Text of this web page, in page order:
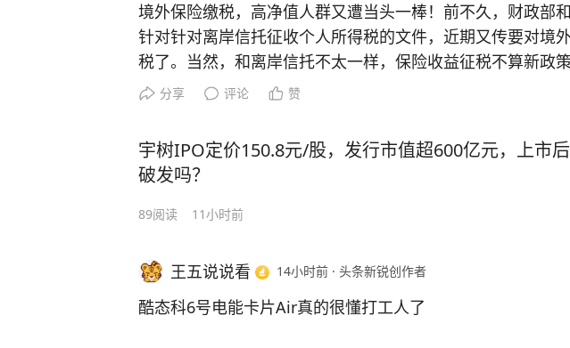
境外保险缴税，高净值人群又遭当头一棒！前不久，财政部
针对针对离岸信托征收个人所得税的文件，近期又传要对境
税了。当然，和离岸信托不太一样，保险收益征税不算新政
的，只不过以前因征管能力不足、征管成本过高没法有效执行
现在情况不同了，CRS帮助税务局精准锁定纳税个体和金额
浙江杭州等地据说已经开始对境外保险收益加收个税了，税
不少人去香港购买保险，这群人的收入水平较高，属于高净
金专门跑到香港去买保险。
相比国内的保险，香港保险的收益率更高，吸引到了部分境
过，这是建立在不缴纳个税的情况下，一旦按照收益额的
品的超额收益可能就没有了。
分享 评论 赞
宇树IPO定价150.8元/股，发行市值超600亿元，上市
破发吗？
89阅读 11小时前
王五说说看 14小时前 · 头条新锐创作者
酷态科6号电能卡片Air真的很懂打工人了